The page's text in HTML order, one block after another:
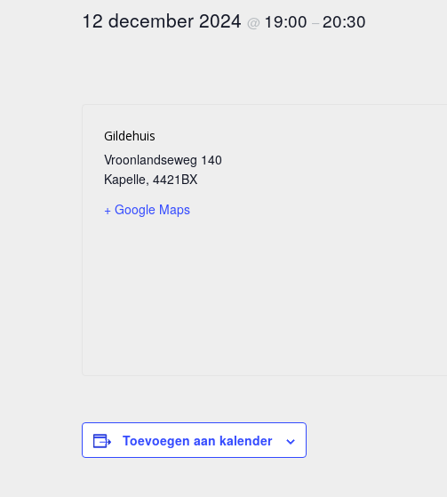
12 december 2024 @ 19:00 –20:30
Gildehuis
Vroonlandseweg 140
Kapelle, 4421BX
+ Google Maps
Toevoegen aan kalender